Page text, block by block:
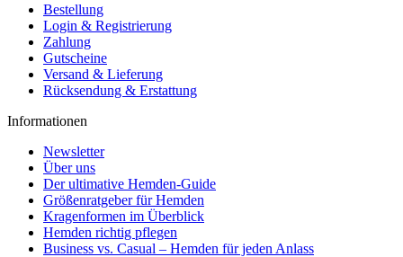
Bestellung
Login & Registrierung
Zahlung
Gutscheine
Versand & Lieferung
Rücksendung & Erstattung
Informationen
Newsletter
Über uns
Der ultimative Hemden-Guide
Größenratgeber für Hemden
Kragenformen im Überblick
Hemden richtig pflegen
Business vs. Casual – Hemden für jeden Anlass